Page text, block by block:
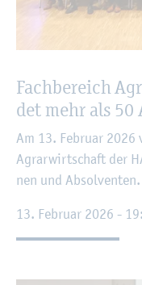
Fach­be­reich
det mehr als 50
Am 13. Fe­bru­ar 2026
Agrar­wirt­schaft der
nen und Ab­sol­ven­ten.
13. Fe­bru­ar 2026 -